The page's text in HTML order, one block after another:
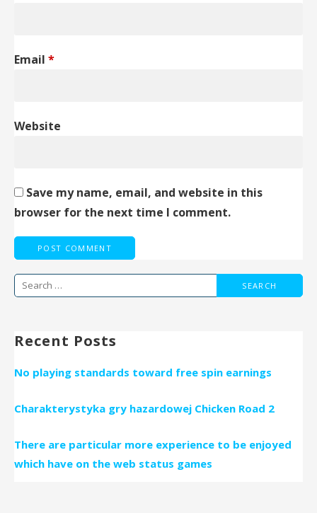
Email *
Website
Save my name, email, and website in this
browser for the next time I comment.
Search
for:
Recent Posts
No playing standards toward free spin earnings
Charakterystyka gry hazardowej Chicken Road 2
There are particular more experience to be enjoyed
which have on the web status games